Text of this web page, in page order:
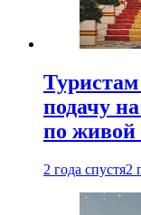
подачу
по живой
2 года спустя2